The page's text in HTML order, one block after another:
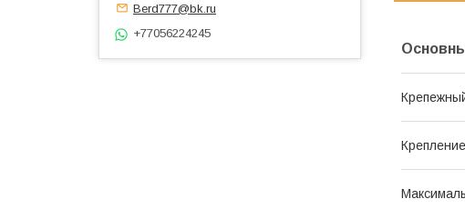
Крепление
Berd777@bk.ru
+77056224245